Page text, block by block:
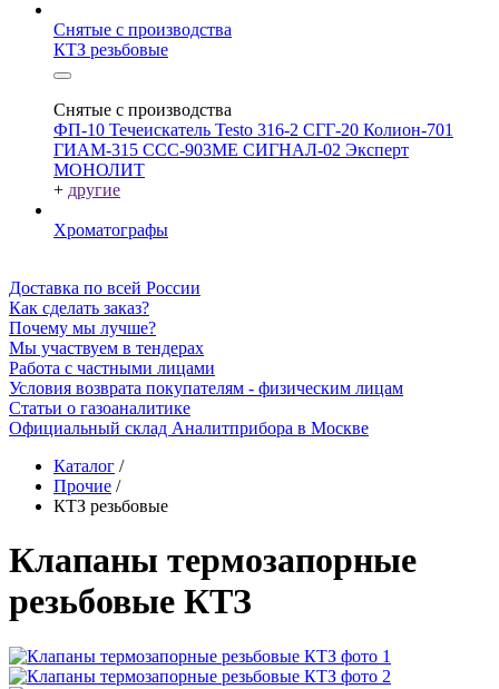
Снятые с производства
КТЗ резьбовые
Снятые с производства
ФП-10 Течеискатель Testo 316-2 СГГ-20 Колион-701
ГИАМ-315 ССС-903МЕ СИГНАЛ-02 Эксперт
МОНОЛИТ
+ другие
Хроматографы
Доставка по всей России
Как сделать заказ?
Почему мы лучше?
Мы участвуем в тендерах
Работа с частными лицами
Условия возврата покупателям - физическим лицам
Статьи о газоаналитике
Официальный склад Аналитприбора в Москве
Каталог /
Прочие /
КТЗ резьбовые
Клапаны термозапорные
резьбовые КТЗ